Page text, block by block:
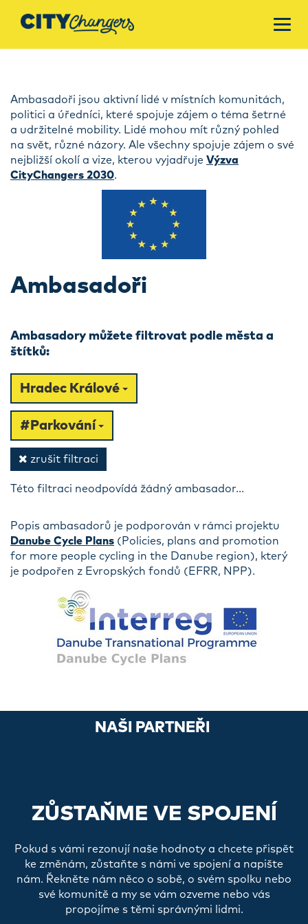
Ambasadoři jsou aktivní lidé v místních komunitách,
politici a úředníci, které spojuje zájem o téma šetrné
a udržitelné mobility. Lidé mohou mít různý pohled
na svět, různé názory. Ale všechny spojuje zájem o své
nejbližší okolí a vize, kterou vyjadřuje Výzva
CityChangers 2030.
Ambasadoři
Ambasadory můžete filtrovat podle města a
štítků:
Hradec Králové
#Parkování
zrušit filtraci
Této filtraci neodpovídá žádný ambasador...
Popis ambasadorů je podporován v rámci projektu
Danube Cycle Plans (Policies, plans and promotion
for more people cycling in the Danube region), který
je podpořen z Evropských fondů (EFRR, NPP).
NAŠI PARTNEŘI
ZŮSTAŇME VE SPOJENÍ
Pokud s vámi rezonují naše hodnoty a chcete přispět
ke změnám, zůstaňte s námi ve spojení a napište
nám. Řekněte nám něco o sobě, o svém spolku nebo
své komunitě a my se vám ozveme nebo vás
propojíme s těmi správnými lidmi.